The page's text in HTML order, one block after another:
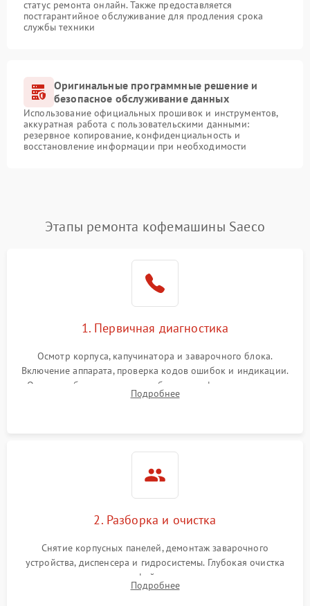
статус ремонта онлайн. Также предоставляется
постгарантийное обслуживание для продления срока
службы техники
Оригинальные программные решение и
безопасное обслуживание данных
Использование официальных прошивок и инструментов,
аккуратная работа с пользовательскими данными:
резервное копирование, конфиденциальность и
восстановление информации при необходимости
Этапы ремонта кофемашины Saeco
1. Первичная диагностика
Осмотр корпуса, капучинатора и заварочного блока.
Включение аппарата, проверка кодов ошибок и индикации.
Оценка работы помпы, термоблока и кофемолки на слух.
Измерение температуры и давления воды для выявления
Подробнее
2. Разборка и очистка
Снятие корпусных панелей, демонтаж заварочного
устройства, диспенсера и гидросистемы. Глубокая очистка
внутренних узлов от кофейных масел, жмыха и накипи.
Промывка дренажных каналов и фильтров с использованием
Подробнее